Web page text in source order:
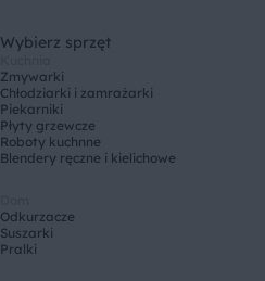
Wybierz sprzęt
Zmywarki
Chłodziarki i zamrażarki
Piekarniki
Płyty grzewcze
Roboty kuchnne
Blendery ręczne i kielichowe
Odkurzacze
Suszarki
Pralki